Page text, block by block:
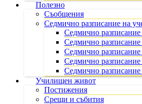
Полезно
Съобщения
Седмично разписание на
Седмично
Седмично
Седмично
Седмично
Седмично
Училищен живот
Постижения
Срещи и събития